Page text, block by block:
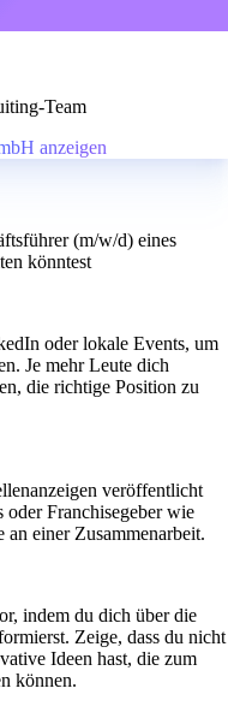
Team
anzeigen
(m/w/d) eines
könntest
oder lokale Events, um
Je mehr Leute dich
die richtige Position zu
veröffentlicht
Franchisegeber wie
einer Zusammenarbeit.
indem du dich über die
Zeige, dass du nicht
Ideen hast, die zum
können.